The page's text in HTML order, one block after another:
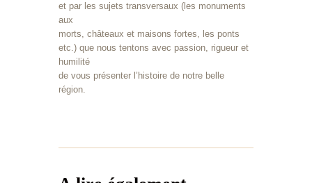
et par les sujets transversaux (les monuments
aux
morts, châteaux et maisons fortes, les ponts
etc.) que nous tentons avec passion, rigueur et
humilité
de vous présenter l’histoire de notre belle
région.